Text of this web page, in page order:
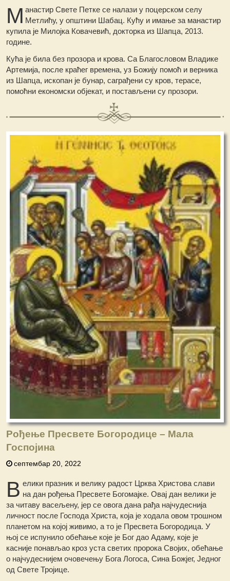
М анастир Свете Петке се налази у поцерском селу
Метлићу, у општини Шабац. Кућу и имање за манастир
купила је Милојка Ковачевић, докторка из Шапца, 2013.
године.
Кућа је била без прозора и крова. Са Благословом Владике
Артемија, после краћег времена, уз Божију помоћ и верника
из Шапца, ископан је бунар, саграђени су кров, терасе,
помоћни економски објекат, и постављени су прозори.
Рођење Пресвете Богородице – Мала
Госпојина
септембар 20, 2022
В елики празник и велику радост Црква Христова слави
на дан рођења Пресвете Богомајке. Овај дан велики је
за читаву васељену, јер се овога дана рађа најчудеснија
личност после Господа Христа, која је ходала овом трошном
планетом на којој живимо, а то је Пресвета Богородица. У
њој се испунило обећање које је Бог дао Адаму, које је
касније понављао кроз уста светих пророка Својих, обећање
о најчудеснијем очовечењу Бога Логоса, Сина Божјег, Једног
од Свете Тројице.